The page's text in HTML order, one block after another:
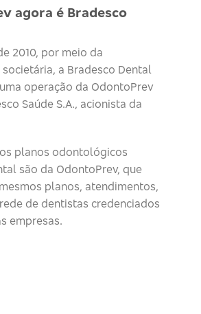
agora é Bradesco
2010, por meio da
a Bradesco Dental
operação da OdontoPrev
Saúde S.A., acionista da
planos odontológicos
são da OdontoPrev, que
planos, atendimentos,
de dentistas credenciados
empresas.